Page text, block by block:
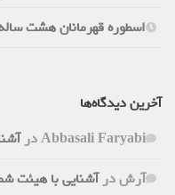
اسطوره قهرمانان هشت ساله
آخرین دیدگاه‌ها
Abbasali Faryabiدر
آرشدرآشنایی با هیئت